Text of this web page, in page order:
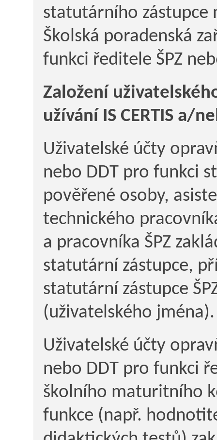
statutárního zástupce
Školská poradenská
funkci ředitele ŠPZ
Založení
užívání IS CERTIS a/
Uživatelské účty
nebo DDT pro funkci
pověřené osoby,
technického
a pracovníka ŠPZ
statutární zástupce,
statutární zástupce
(uživatelského jména).
Uživatelské účty
nebo DDT pro funkci
školního maturitního
funkce (např.